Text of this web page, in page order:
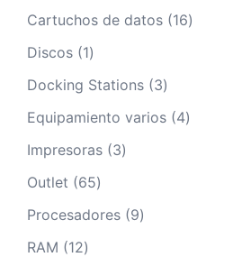
producto
Cartuchos de datos 1616
Discos 11
producto
Docking Stations 33
productos
Equipamiento varios 44
Impresoras 33
Outlet 6565
productos
Procesadores 99
RAM 1212